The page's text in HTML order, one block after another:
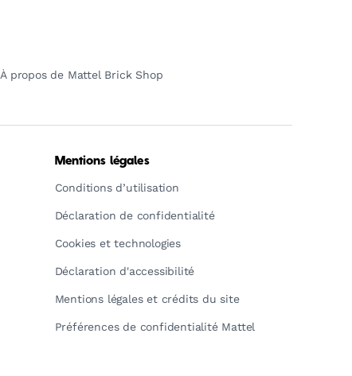
À propos de Mattel Brick Shop
Mentions légales
Conditions d’utilisation
Déclaration de confidentialité
Cookies et technologies
Déclaration d'accessibilité
Mentions légales et crédits du site
Préférences de confidentialité Mattel